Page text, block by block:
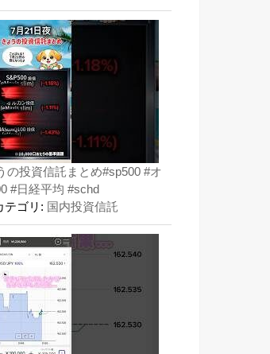
の投資信託まとめ#sp500 #オ
#日経平均 #schd
テゴリ: 国内投資信託